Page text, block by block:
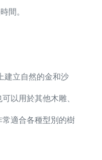
間。
建立自然的金和沙
以用於其他木雕、
適合各種型別的樹